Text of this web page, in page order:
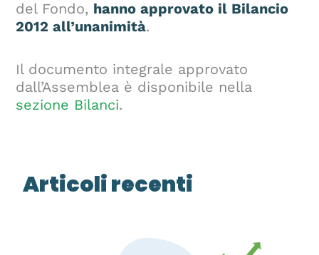
del Fondo, hanno approvato il Bilancio
2012 all’unanimità.
Il documento integrale approvato
dall’Assemblea è disponibile nella
sezione Bilanci.
Articoli recenti